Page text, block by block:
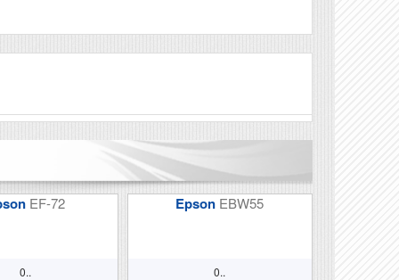
EF-72
0..
Epson EBW55
0..